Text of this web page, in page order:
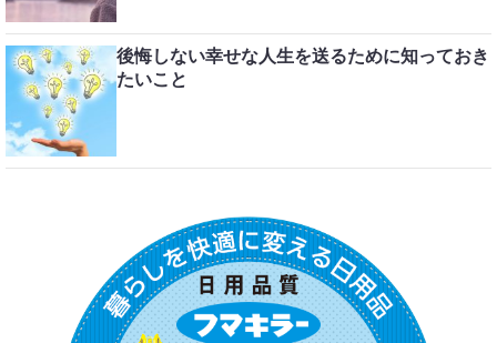
後悔しない幸せな人生を送るために知っておき
たいこと